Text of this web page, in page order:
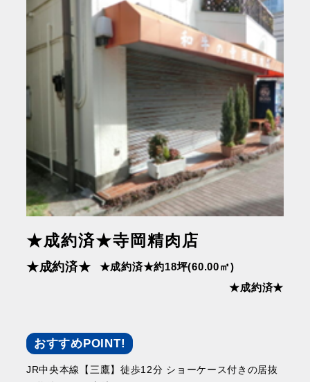
★成約済★寺岡精⾁店
★成約済★
★成約済★約18坪(60.00㎡)
★成約済★
おすすめPOINT!
JR中央本線【三鷹】徒歩12分 ショーケース付きの居抜